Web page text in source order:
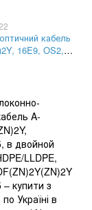
кабель
16E9, OS2,
2 сталеві
FWCT01-S0016-